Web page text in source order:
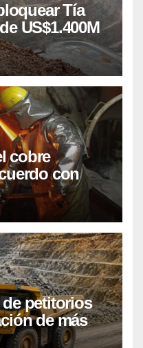
Tía
US$1.400M
cobre
con
petitorios
de más
para explorar